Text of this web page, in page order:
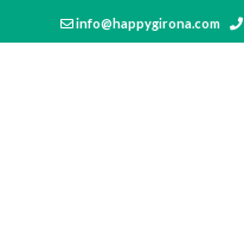
info@happygirona.com